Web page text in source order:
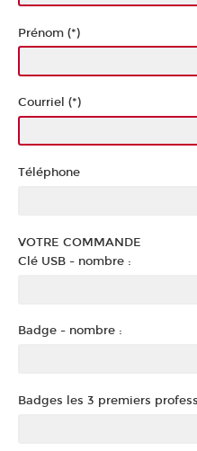
Prénom (*)
Courriel (*)
Téléphone
VOTRE COMMANDE
Clé USB - nombre :
Badge - nombre :
Badges les 3 premiers